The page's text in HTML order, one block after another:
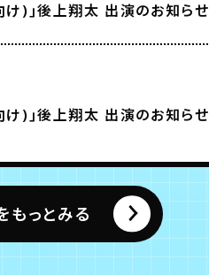
け)｣後上翔太 出演のお知らせ
け)｣後上翔太 出演のお知らせ
もっとみる